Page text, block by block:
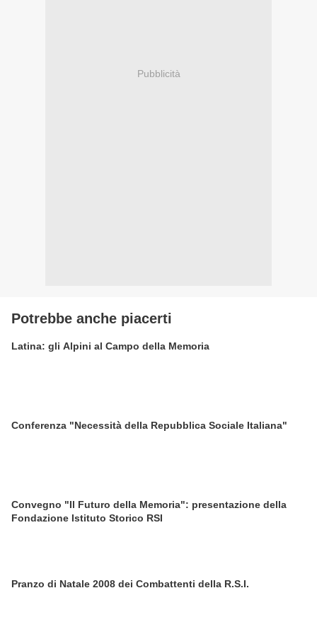
Pubblicità
Potrebbe anche piacerti
Latina: gli Alpini al Campo della Memoria
Conferenza "Necessità della Repubblica Sociale Italiana"
Convegno "Il Futuro della Memoria": presentazione della
Fondazione Istituto Storico RSI
Pranzo di Natale 2008 dei Combattenti della R.S.I.